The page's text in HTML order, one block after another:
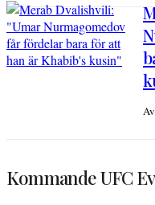
Kommande UFC